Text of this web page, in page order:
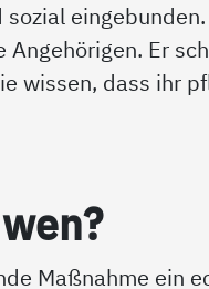
Er
wissen, dass ihr
Maßnahme ein